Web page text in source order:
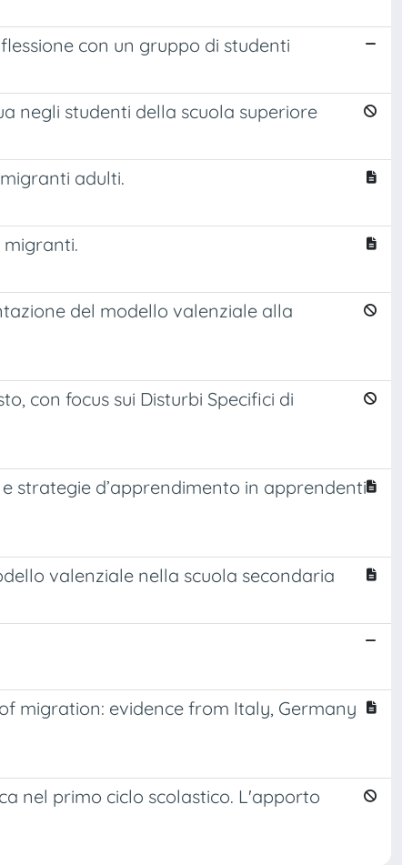
con un gruppo di studenti
negli studenti della scuola superiore
adulti.
migranti.
del modello valenziale alla
con focus sui Disturbi Specifici di
strategie d’apprendimento in apprendenti
valenziale nella scuola secondaria
migration: evidence from Italy, Germany
nel primo ciclo scolastico. L'apporto